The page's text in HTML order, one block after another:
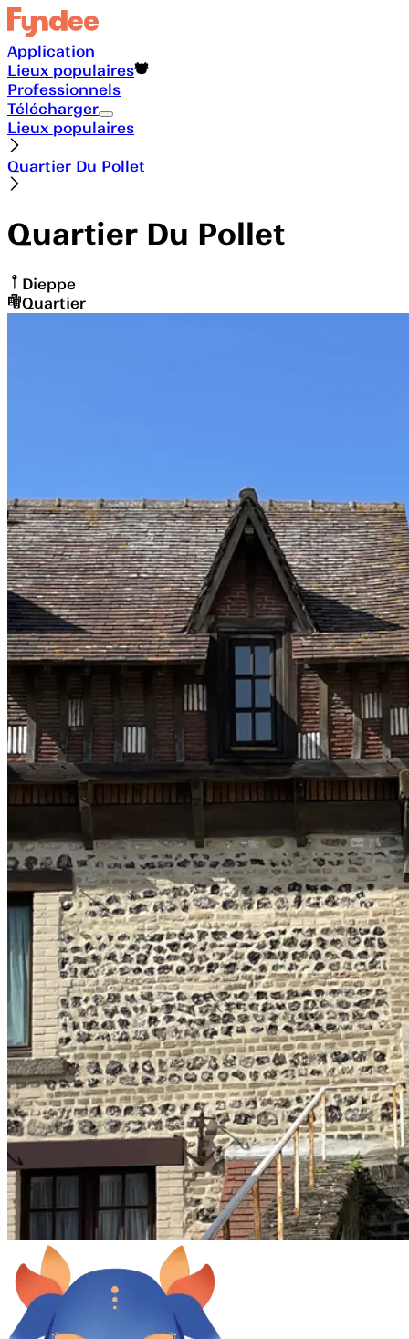
Application
Lieux populaires
Professionnels
Télécharger
Lieux populaires
Quartier Du Pollet
Quartier Du Pollet
Dieppe
Quartier